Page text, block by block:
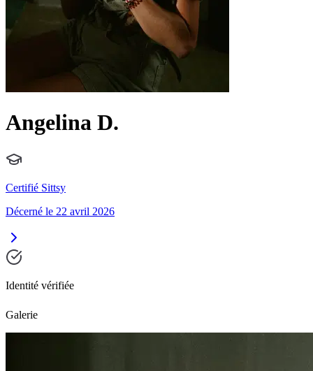
Angelina D.
Certifié Sittsy
Décerné le 22 avril 2026
Identité vérifiée
Galerie